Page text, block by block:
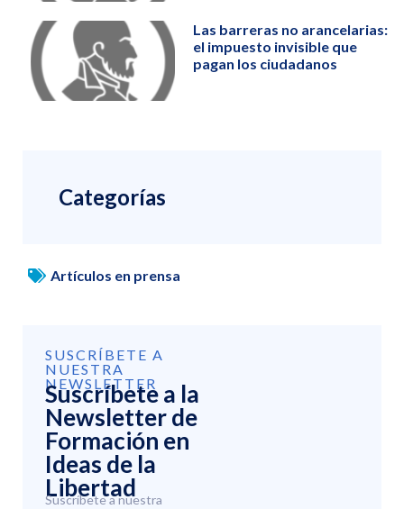
Las barreras no arancelarias:
el impuesto invisible que
pagan los ciudadanos
Categorías
Artículos en prensa
SUSCRÍBETE A
NUESTRA
NEWSLETTER
Suscríbete a la
Newsletter de
Formación en
Ideas de la
Libertad
Suscríbete a nuestra